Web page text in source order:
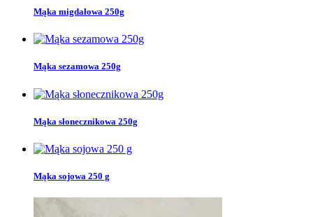
Mąka migdałowa 250g
Mąka sezamowa 250g
Mąka słonecznikowa 250g
Mąka sojowa 250 g